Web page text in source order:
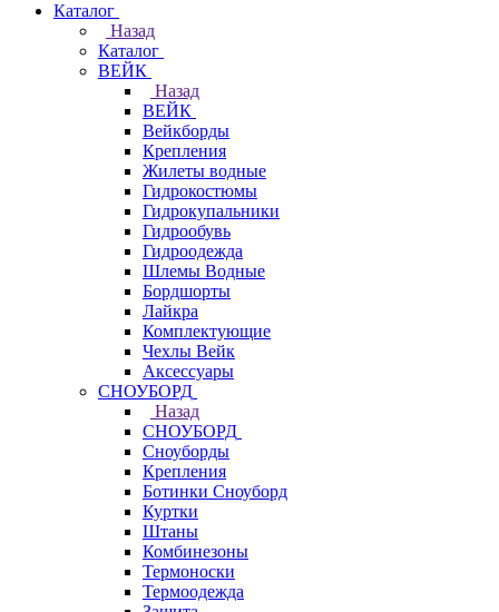
Каталог
Назад
Каталог
ВЕЙК
Назад
ВЕЙК
Вейкборды
Крепления
Жилеты водные
Гидрокостюмы
Гидрокупальники
Гидрообувь
Гидроодежда
Шлемы Водные
Бордшорты
Лайкра
Комплектующие
Чехлы Вейк
Аксессуары
СНОУБОРД
Назад
СНОУБОРД
Сноуборды
Крепления
Ботинки Сноуборд
Куртки
Штаны
Комбинезоны
Термоноски
Термоодежда